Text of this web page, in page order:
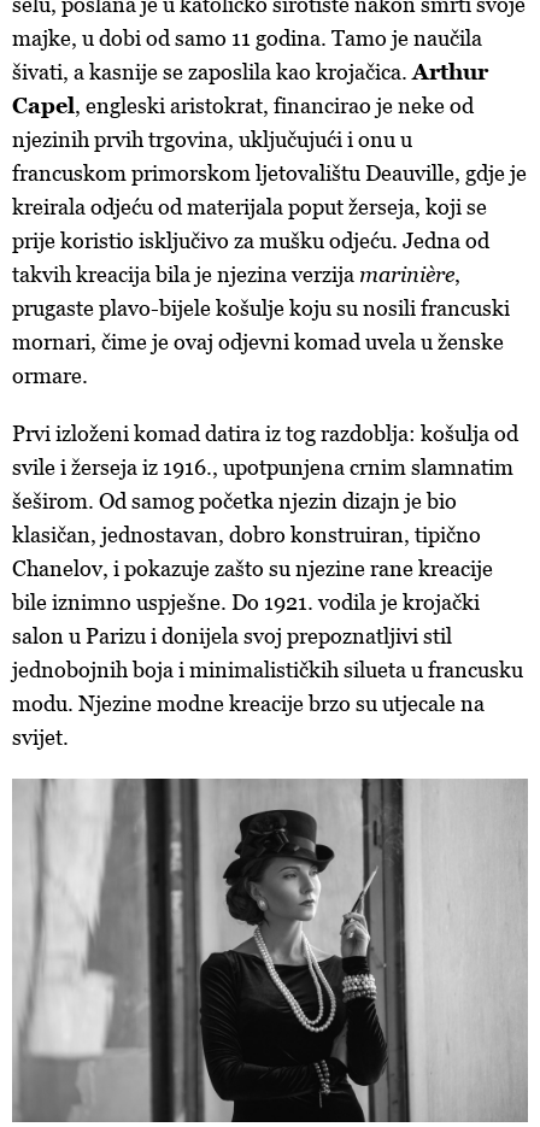
majke, u dobi od samo 11 godina. Tamo je naučila
šivati, a kasnije se zaposlila kao krojačica.Arthur
Capel, engleski aristokrat, financirao je neke od
njezinih prvih trgovina, uključujući i onu u
francuskom primorskom ljetovalištu Deauville, gdje je
kreirala odjeću od materijala poput žerseja, koji se
prije koristio isključivo za mušku odjeću. Jedna od
takvih kreacija bila je njezina verzijamarinière,
prugaste plavo-bijele košulje koju su nosili francuski
mornari, čime je ovaj odjevni komad uvela u ženske
ormare.
Prvi izloženi komad datira iz tog razdoblja: košulja od
svile i žerseja iz 1916., upotpunjena crnim slamnatim
šeširom. Od samog početka njezin dizajn je bio
klasičan, jednostavan, dobro konstruiran, tipično
Chanelov, i pokazuje zašto su njezine rane kreacije
bile iznimno uspješne. Do 1921. vodila je krojački
salon u Parizu i donijela svoj prepoznatljivi stil
jednobojnih boja i minimalističkih silueta u francusku
modu. Njezine modne kreacije brzo su utjecale na
svijet.